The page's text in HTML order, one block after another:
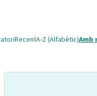
RecentA-Z (Alfabètic)Amb